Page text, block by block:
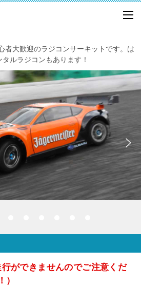
者大歓迎のラジコンサーキットです。は
ルラジコンもあります！
ができませんのでご注意くだ
）